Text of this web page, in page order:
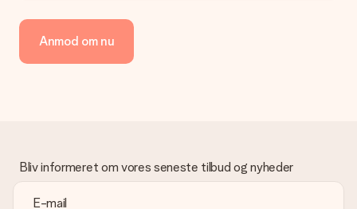
Vi tilbyder følgende betalingsmetoder: Dankort, Paypal,
kreditkort, faktura via Klarna eller bankoverførsel. I tilfælde af
manuel betaling overførsel, skal du tage højde for en ekstra 3
venligst vores kundeservice, de hjælper gerne med at finde en
passende løsning.
Anmod om nu
Bliv informeret om vores seneste tilbud og nyheder